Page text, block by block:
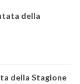
della
della Stagione